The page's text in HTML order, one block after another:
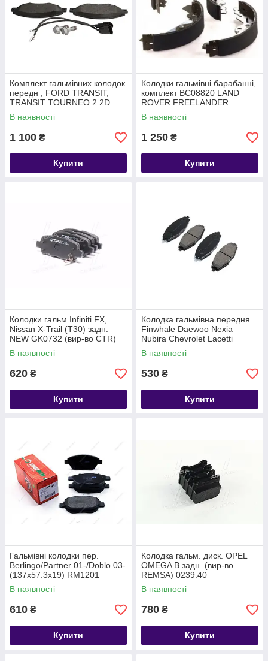
Комплект гальмівних колодок
передн , FORD TRANSIT,
TRANSIT TOURNEO 2.2D
04.06-08.14
В наявності
1 100 ₴
Купити
Колодки гальмівні барабанні,
комплект BC08820 LAND
ROVER FREELANDER
В наявності
1 250 ₴
Купити
Колодки гальм Infiniti FX,
Nissan X-Trail (T30) задн.
NEW GK0732 (вир-во CTR)
В наявності
620 ₴
Купити
Колодка гальмівна передня
Finwhale Daewoo Nexia
Nubira Chevrolet Lacetti
Evanda r14 WVA20547
В наявності
530 ₴
Купити
Гальмівні колодки пер.
Berlingo/Partner 01-/Doblo 03-
(137x57.3x19) RM1201
Peugeot
В наявності
610 ₴
Купити
Колодка гальм. диск. OPEL
OMEGA B задн. (вир-во
REMSA) 0239.40
В наявності
780 ₴
Купити